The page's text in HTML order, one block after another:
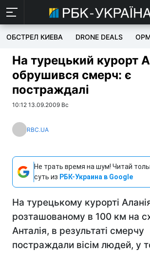
ОБСТРЕЛ КИЕВА DRONE DEALS
На турецький курорт
обрушився смерч: є
постраждалі
10:12 13.09.2009 Вс
RBC.UA
Не трать время на шум! Читай
суть из РБК-Украина в Google
На турецькому курорті
розташованому в 100 км на
Анталія, в результаті смерчу
постраждали вісім людей, у